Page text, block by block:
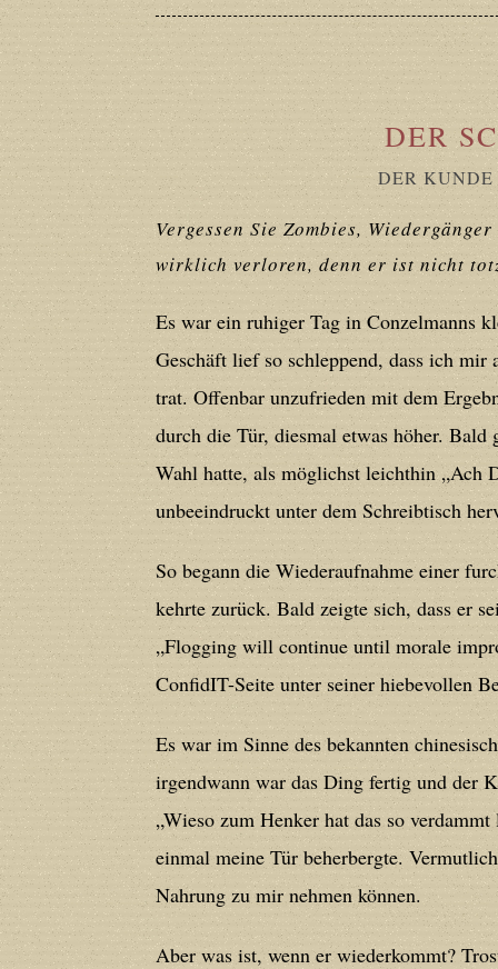
Deprecated: Creation of dynamic
deprecated in/home/users/confidit/
line 179
Deprecated: Creation of dynamic
in /home/users/confidit/www/cms/
Deprecated: Creation of dynamic
deprecated in/home/users/confidit/
line210
Deprecated: Creation of dynamic
deprecated in/home/users/confidit/
line 212
Deprecated: Creation of dynamic
deprecated in/home/users/confidit/
line213
Deprecated: Creation of dynamic
/home/users/confidit/www/cms/
Deprecated: Creation of dynamic
in/home/users/confidit/www/cms/
DER
DER KUNDE
Vergessen Sie Zombies,
wirklich verloren, denn er ist nicht
Es war ein ruhiger Tag in Conzelmanns
Geschäft lief so schleppend, dass ich mir
trat. Offenbar unzufrieden mit dem
durch die Tür, diesmal etwas höher. Bald
Wahl hatte, als möglichst leichthin „Ach
unbeeindruckt unter dem Schreibtisch
So begann die Wiederaufnahme einer
kehrte zurück. Bald zeigte sich, dass er
„Flogging will continue until morale
ConfidIT-Seite unter seiner hiebevollen
Es war im Sinne des bekannten
irgendwann war das Ding fertig und der
„Wieso zum Henker hat das so
einmal meine Tür beherbergte.
Nahrung zu mir nehmen können.
Aber was ist, wenn er wiederkommt?